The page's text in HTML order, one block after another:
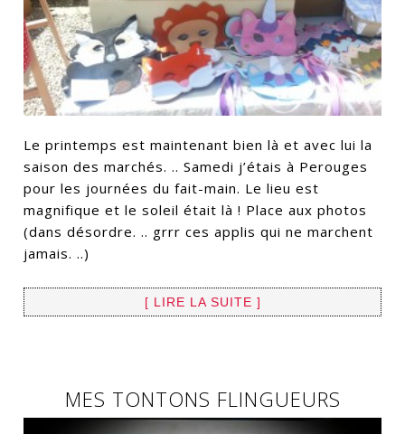
Le printemps est maintenant bien là et avec lui la
saison des marchés. .. Samedi j’étais à Perouges
pour les journées du fait-main. Le lieu est
magnifique et le soleil était là ! Place aux photos
(dans désordre. .. grrr ces applis qui ne marchent
jamais. ..)
[ LIRE LA SUITE ]
MES TONTONS FLINGUEURS